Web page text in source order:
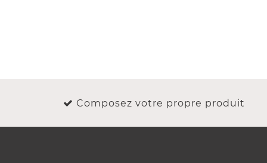
Composez votre propre produit